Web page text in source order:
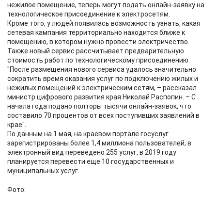
нежилое помещение, теперь могут подать онлайн-заявку на
технологическое присоединение к электросетям.
Кроме того, у людей появилась возможность узнать, какая
сетевая кампания территориально находится ближе к
помещению, в котором нужно провести электричество.
Также новый сервис рассчитывает предварительную
стоимость работ по технологическому присоединению.
"После размещения нового сервиса удалось значительно
сократить время оказания услуг по подключению жилых и
нежилых помещений к электрическим сетям, – рассказал
министр цифрового развития края Николай Распопин. – С
начала года подано полторы тысячи онлайн-заявок, что
составило 70 процентов от всех поступивших заявлений в
крае".
По данным на 1 мая, на краевом портале госуслуг
зарегистрированы более 1,4 миллиона пользователей, в
электронный вид переведено 255 услуг, в 2019 году
планируется перевести еще 10 государственных и
муниципальных услуг.
Фото: